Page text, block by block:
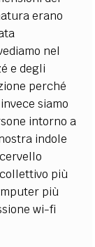
erano
nel
e degli
perché
siamo
intorno a
indole
più
più
wi-fi